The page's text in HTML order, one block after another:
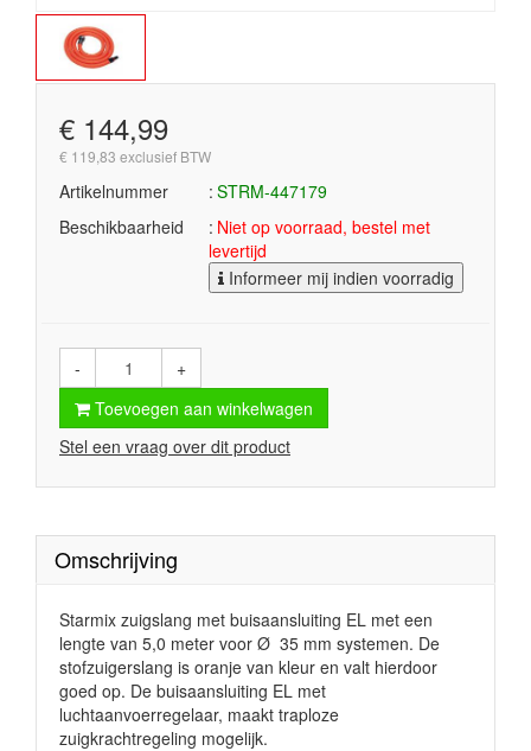
€ 144,99
€ 119,83 exclusief BTW
Artikelnummer
STRM-447179
Beschikbaarheid
Niet op voorraad, bestel met
levertijd
Informeer mij indien voorradig
-
+
Toevoegen aan winkelwagen
Stel een vraag over dit product
Omschrijving
Starmix zuigslang met buisaansluiting EL met een
lengte van 5,0 meter voor Ø 35 mm systemen. De
stofzuigerslang is oranje van kleur en valt hierdoor
goed op. De buisaansluiting EL met
luchtaanvoerregelaar, maakt traploze
zuigkrachtregeling mogelijk.